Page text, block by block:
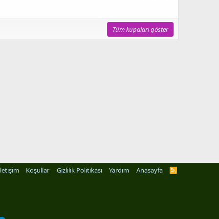
Tüm kupaları göster
Koşullar Gizlilik Politikası Yardım Anasayfa
R